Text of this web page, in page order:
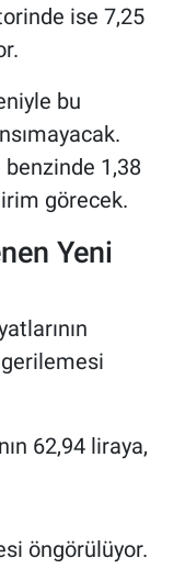
ise 7,25
bu
1,38
görecek.
Yeni
62,94 liraya,
öngörülüyor.